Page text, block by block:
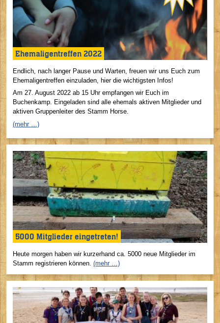
Ehemaligentreffen 2022
Endlich, nach langer Pause und Warten, freuen wir uns Euch zum
Ehemaligentreffen einzuladen, hier die wichtigsten Infos!
Am 27. August 2022 ab 15 Uhr empfangen wir Euch im
Buchenkamp. Eingeladen sind alle ehemals aktiven Mitglieder und
aktiven Gruppenleiter des Stamm Horse.
(mehr …)
5000 Mitglieder eingetreten!
Heute morgen haben wir kurzerhand ca. 5000 neue Mitglieder im
Stamm registrieren können. (mehr …)